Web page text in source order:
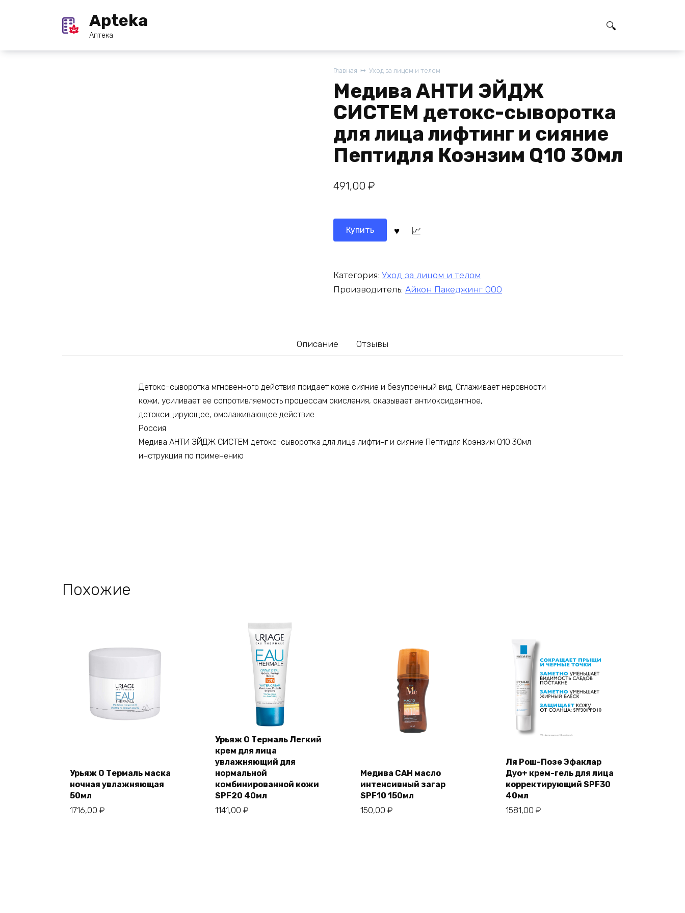
Apteka
Аптека
Главная Уход за лицом и телом
Медива АНТИ ЭЙДЖ
СИСТЕМ детокс-сыворотка
для лица лифтинг и сияние
Пептидля Коэнзим Q10 30мл
491,00 ₽
Купить
Категория: Уход за лицом и телом
Производитель: Айкон Пакеджинг ООО
Описание Отзывы
Детокс-сыворотка мгновенного действия придает коже сияние и безупречный вид. Сглаживает неровности
кожи, усиливает ее сопротивляемость процессам окисления, оказывает антиоксидантное,
детоксицирующее, омолаживающее действие.
Россия
Медива АНТИ ЭЙДЖ СИСТЕМ детокс-сыворотка для лица лифтинг и сияние Пептидля Коэнзим Q10 30мл
инструкция по применению
Похожие
Урьяж О Термаль маска
ночная увлажняющая
50мл
1716,00 ₽
Урьяж О Термаль Легкий
крем для лица
увлажняющий для
нормальной
комбинированной кожи
SPF20 40мл
1141,00 ₽
Медива САН масло
интенсивный загар
SPF10 150мл
150,00 ₽
Ля Рош-Позе Эфаклар
Дуо+ крем-гель для лица
корректирующий SPF30
40мл
1581,00 ₽